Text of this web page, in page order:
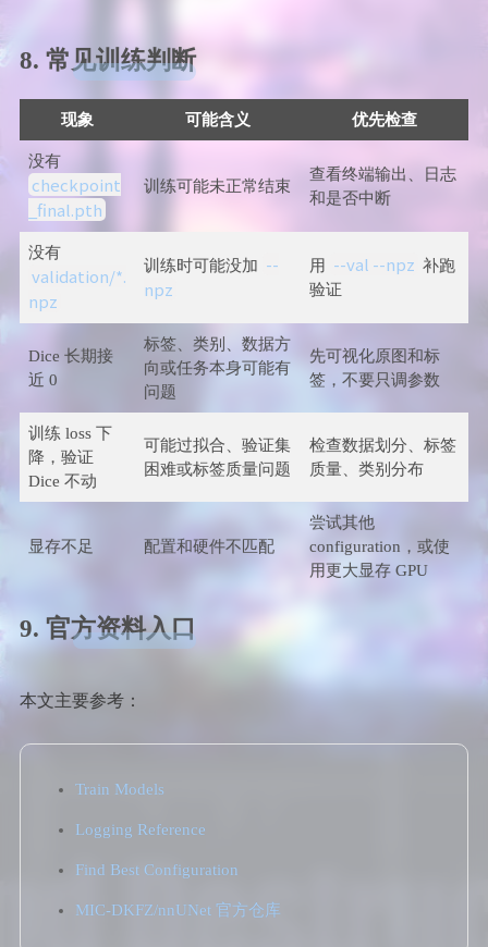
8. 常见训练判断
现象 可能含义 优先检查
没有
checkpoint
_final.pth
训练可能未正常结束
查看终端输出、日志
和是否中断
没有
validation/*.
npz
训练时可能没加 --
npz
用 --val --npz 补跑
验证
Dice 长期接
近 0
标签、类别、数据方
向或任务本身可能有
问题
先可视化原图和标
签，不要只调参数
训练 loss 下
降，验证
Dice 不动
可能过拟合、验证集
困难或标签质量问题
检查数据划分、标签
质量、类别分布
显存不足 配置和硬件不匹配
尝试其他
configuration，或使
用更大显存 GPU
9. 官方资料入口
本文主要参考：
Train Models
Logging Reference
Find Best Configuration
MIC-DKFZ/nnUNet 官方仓库